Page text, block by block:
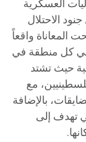
العسكرية
الاحتلال
المعاناة واقعاً
في كل منطقة في
حيث تشتد
مع
بالإضافة
تهدف إلى